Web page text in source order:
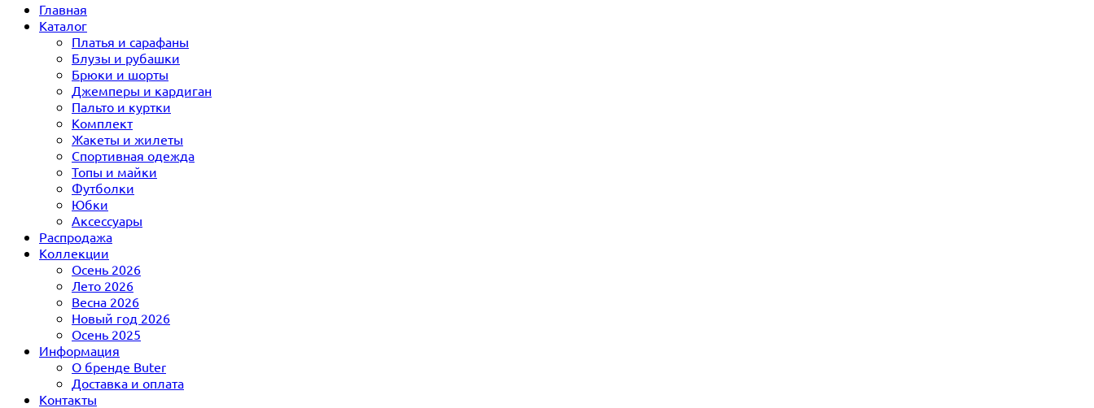
Главная
Каталог
Платья и сарафаны
Блузы и рубашки
Брюки и шорты
Джемперы и кардиган
Пальто и куртки
Комплект
Жакеты и жилеты
Спортивная одежда
Топы и майки
Футболки
Юбки
Аксессуары
Распродажа
Коллекции
Осень 2026
Лето 2026
Весна 2026
Новый год 2026
Осень 2025
Информация
О бренде Buter
Доставка и оплата
Контакты